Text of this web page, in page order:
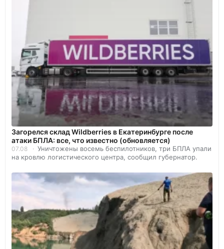
Загорелся склад Wildberries в Екатеринбурге после
атаки БПЛА: все, что известно (обновляется)
07.08
Уничтожены восемь беспилотников, три БПЛА упали
на кровлю логистического центра, сообщил губернатор.